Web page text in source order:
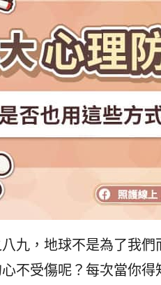
九，地球不是為了我
不受傷呢？每次當你